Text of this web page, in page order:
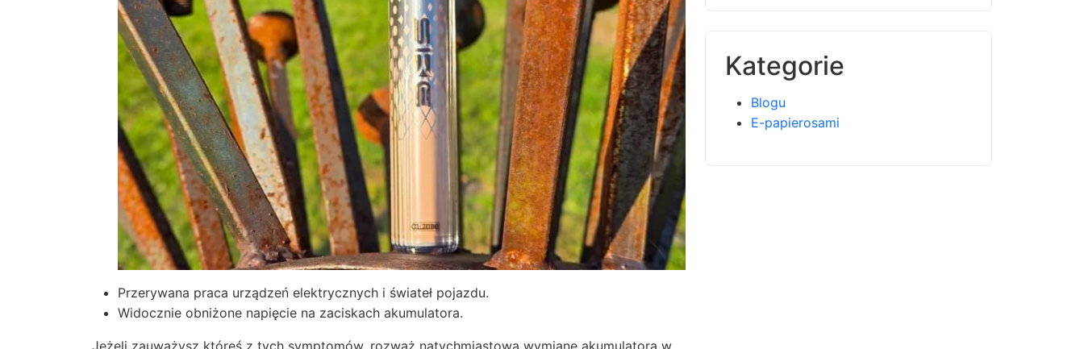
Przerywana praca urządzeń elektrycznych i świateł pojazdu.
Widocznie obniżone napięcie na zaciskach akumulatora.
Jeżeli zauważysz któreś z tych symptomów, rozważ natychmiastową wymianę akumulatora w
Kategorie
Blogu
E-papierosami